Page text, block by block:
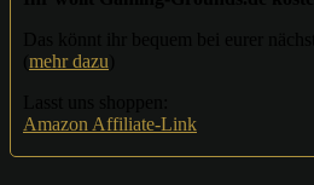
mehr dazu
Amazon Affiliate-Link